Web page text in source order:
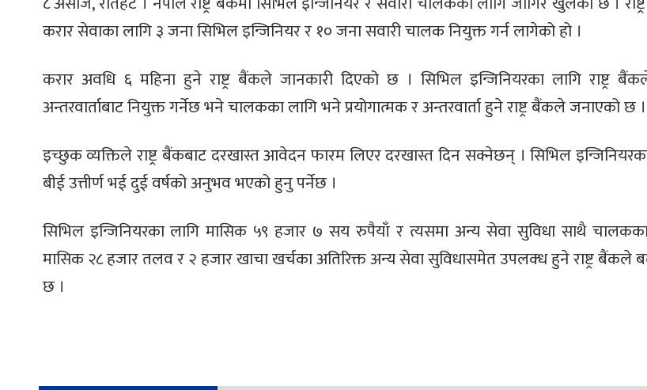
करार सेवाका लागि ३ जना सिभिल इन्जिनियर र १० जना सवारी चालक नियुक्त गर्न लागेको हो ।
करार अवधि ६ महिना हुने राष्ट्र बैंकले जानकारी दिएको छ । सिभिल इन्जिनियरका लागि राष्ट्र
अन्तरवार्ताबाट नियुक्त गर्नेछ भने चालकका लागि भने प्रयोगात्मक र अन्तरवार्ता हुने राष्ट्र बैंकले जनाएको छ ।
इच्छुक व्यक्तिले राष्ट्र बैंकबाट दरखास्त आवेदन फारम लिएर दरखास्त दिन सक्नेछन् । सिभिल
बीई उत्तीर्ण भई दुई वर्षको अनुभव भएको हुनु पर्नेछ ।
सिभिल इन्जिनियरका लागि मासिक ५९ हजार ७ सय रुपैयाँ र त्यसमा अन्य सेवा सुविधा साथै
मासिक २८ हजार तलव र २ हजार खाचा खर्चका अतिरिक्त अन्य सेवा सुविधासमेत उपलक्ध हुने राष्ट्र बैंकले
छ ।